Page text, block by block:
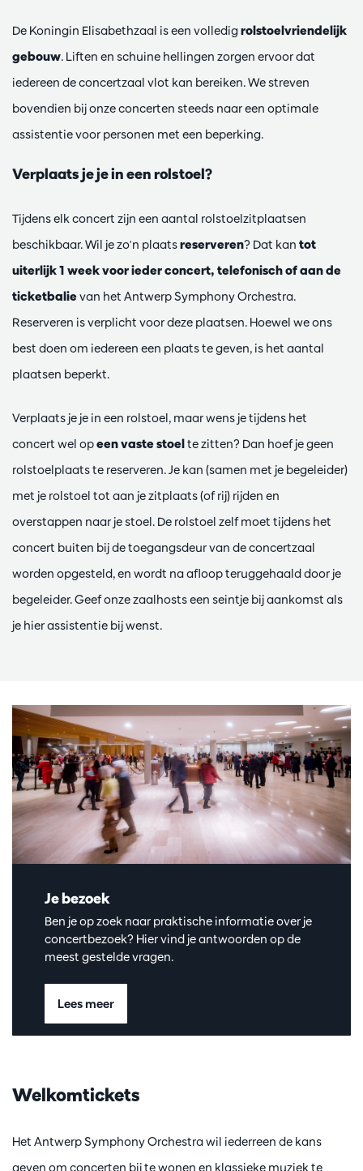
De Koningin Elisabethzaal is een volledigrolstoelvriendelijk
gebouw. Liften en schuine hellingen zorgen ervoor dat
iedereen de concertzaal vlot kan bereiken. We streven
bovendien bij onze concerten steeds naar een optimale
assistentie voor personen met een beperking.
Verplaats je je in een rolstoel?
Tijdens elk concert zijn een aantal rolstoelzitplaatsen
beschikbaar. Wil je zo'n plaatsreserveren? Dat kan tot
uiterlijk 1 week voor ieder concert, telefonisch of aan de
ticketbalievan het Antwerp Symphony Orchestra.
Reserveren is verplicht voor deze plaatsen. Hoewel we ons
best doen om iedereen een plaats te geven, is het aantal
plaatsen beperkt.
Verplaats je je in een rolstoel, maar wens je tijdens het
concert wel opeen vaste stoelte zitten? Dan hoef je geen
rolstoelplaats te reserveren. Je kan (samen met je begeleider)
met je rolstoel tot aan je zitplaats (of rij) rijden en
overstappen naar je stoel. De rolstoel zelf moet tijdens het
concert buiten bij de toegangsdeur van de concertzaal
worden opgesteld, en wordt na afloop teruggehaald door je
begeleider. Geef onze zaalhosts een seintje bij aankomst als
je hier assistentie bij wenst.
Je bezoek
Ben je op zoek naar praktische informatie over je
concertbezoek? Hier vind je antwoorden op de
meest gestelde vragen.
Lees meer
Welkomtickets
Het Antwerp Symphony Orchestra wil iederreen de kans
geven om concerten bij te wonen en klassieke muziek te